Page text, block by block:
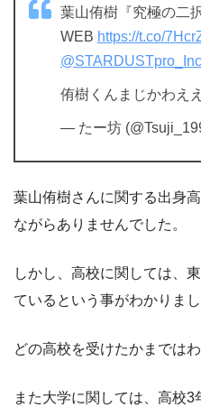
葉山侑樹『究極の二
WEB https://t.co/
@STARDUSTpro_Inc
侑樹くんまじかわえ
— たー坊
葉山侑樹さんに関する出身
ながらありませんでした。
しかし、高校に関しては、
ているという事がわかりまし
どの高校を受けたかまでは
また大学に関しては、高校